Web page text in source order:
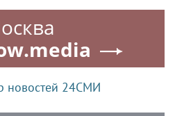
новостей 24СМИ